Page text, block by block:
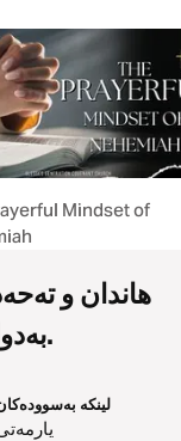
Mindset of
هاندان و
بەدوای ئینتیمادا بگەڕێیت لەگەڵ خودا.
لینکە